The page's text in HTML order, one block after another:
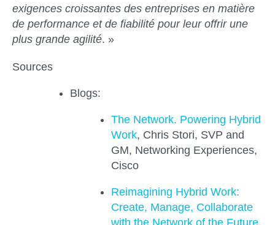
exigences croissantes des entreprises en matière
de performance et de fiabilité pour leur offrir une
plus grande agilité. »
Sources
Blogs:
The Network. Powering Hybrid
Work, Chris Stori, SVP and
GM, Networking Experiences,
Cisco
Reimagining Hybrid Work:
Create, Manage, Collaborate
with the Network of the Future,